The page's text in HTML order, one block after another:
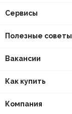
Сервисы
Полезные советы
Вакансии
Как купить
Компания